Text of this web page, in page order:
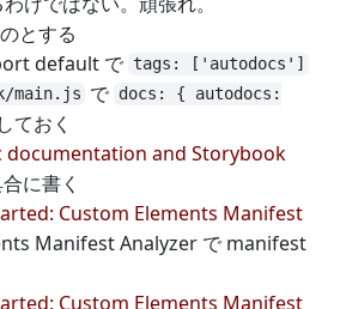
とする
default で tags: ['autodocs']
main.js で docs: { autodocs:
ておく
documentation and Storybook
に書く
Custom Elements Manifest
Manifest Analyzer で manifest
Custom Elements Manifest